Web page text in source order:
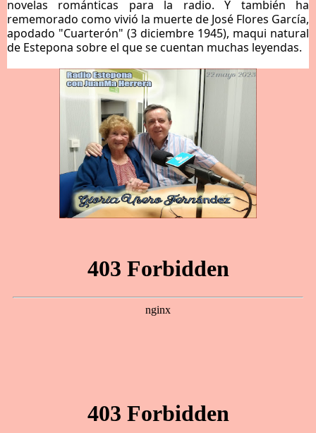
rememorado como vivió la muerte de José Flores García,
apodado "Cuarterón" (3 diciembre 1945), maqui natural
de Estepona sobre el que se cuentan muchas leyendas.